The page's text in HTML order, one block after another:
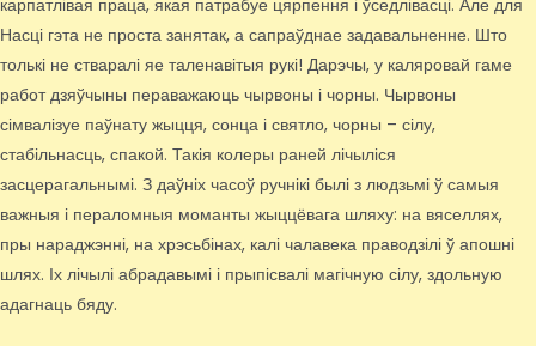
карпатлівая праца, якая патрабуе цярпення і ўседлівасці. Але для
Насці гэта не проста занятак, а сапраўднае задавальненне. Што
толькі не стваралі яе таленавітыя рукі! Дарэчы, у каляровай гаме
работ дзяўчыны пераважаюць чырвоны і чорны. Чырвоны
сімвалізуе паўнату жыцця, сонца і святло, чорны – сілу,
стабільнасць, спакой. Такія колеры раней лічыліся
засцерагальнымі. З даўніх часоў ручнікі былі з людзьмі ў самыя
важныя і пераломныя моманты жыццёвага шляху: на вяселлях,
пры нараджэнні, на хрэсьбінах, калі чалавека праводзілі ў апошні
шлях. Іх лічылі абрадавымі і прыпісвалі магічную сілу, здольную
адагнаць бяду.